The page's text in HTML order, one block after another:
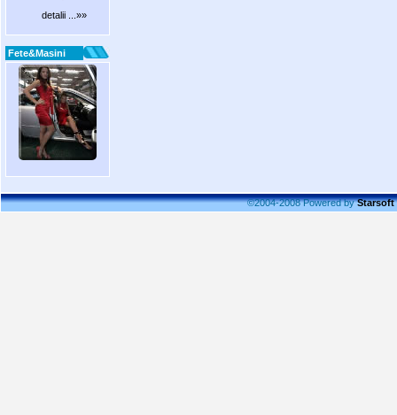
detalii ...»»
Fete&Masini
©2004-2008 Powered byStarsoft